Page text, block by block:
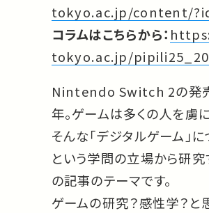
tokyo.ac.jp/content/
コラムはこちらから：
tokyo.ac.jp/
Nintendo Switch 2の発
年。ゲームは多くの人を虜に
そんな「デジタルゲーム」に
という学問の立場から研究
の記事のテーマです。
ゲームの研究？感性学？